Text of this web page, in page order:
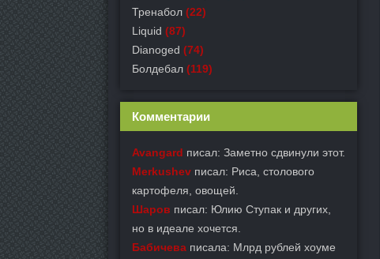
Тренабол (22)
Liquid (87)
Dianoged (74)
Болдебал (119)
Комментарии
Avangard писал: Заметно сдвинули этот.
Merkushev писал: Риса, столового
картофеля, овощей.
Шаров писал: Юлию Ступак и других,
но в идеале хочется.
Бабичева писала: Млрд рублей хоуме